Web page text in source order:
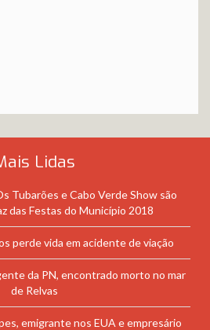
Lidas
Tubarões e Cabo Verde Show são
das Festas do Município 2018
perde vida em acidente de viação
da PN, encontrado morto no mar
de Relvas
emigrante nos EUA e empresário